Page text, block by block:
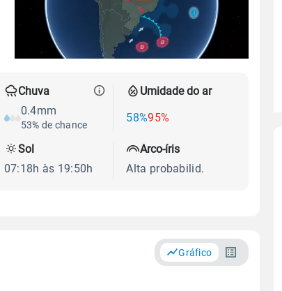
Chuva
0.4mm
53% de chance
Umidade do ar
58%95%
Sol
07:18h às 19:50h
Arco-íris
Alta probabilid.
Gráfico